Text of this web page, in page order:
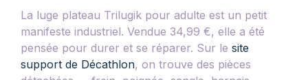
La luge plateau Trilugik pour adulte est un petit
manifeste industriel. Vendue 34,99 €, elle a été
pensée pour durer et se réparer. Sur le site
support de Décathlon, on trouve des pièces